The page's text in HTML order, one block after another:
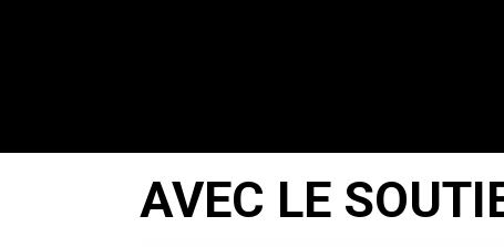
AVEC LE